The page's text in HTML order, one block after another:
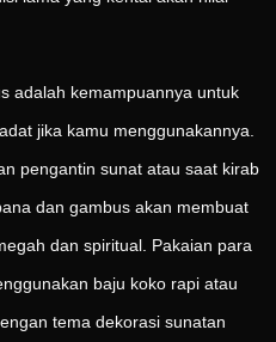
adalah kemampuannya untuk
jika kamu menggunakannya.
pengantin sunat atau saat kirab
dan gambus akan membuat
dan spiritual. Pakaian para
baju koko rapi atau
tema dekorasi sunatan